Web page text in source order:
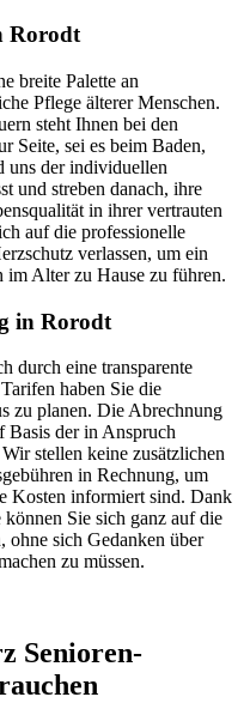
Rorodt
breite Palette an
Pflege älterer Menschen.
steht Ihnen bei den
Seite, sei es beim Baden,
uns der individuellen
und streben danach, ihre
in ihrer vertrauten
auf die professionelle
verlassen, um ein
im Alter zu Hause zu führen.
in Rorodt
durch eine transparente
haben Sie die
zu planen. Die Abrechnung
Basis der in Anspruch
stellen keine zusätzlichen
in Rechnung, um
Kosten informiert sind. Dank
können Sie sich ganz auf die
ohne sich Gedanken über
zu müssen.
Senioren­